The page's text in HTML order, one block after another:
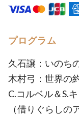
プログラム
久石譲：いのち
木村弓：世界の
C.コルベル＆S.
（借りぐらしの